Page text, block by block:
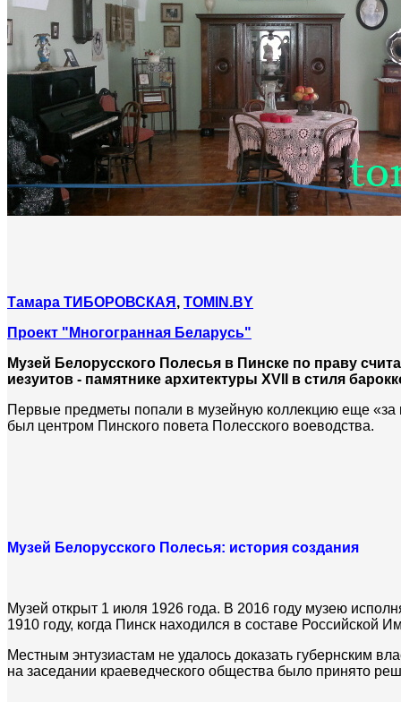
Тамара ТИБОРОВСКАЯ , TOMIN.BY
Проект "Многогранная Беларусь"
Музей Белорусского Полесья в Пинске по праву
иезуитов - памятнике архитектуры XVII в стиля
Первые предметы попали в музейную коллекцию еще «за
был центром Пинского повета Полесского воеводства.
Музей Белорусского Полесья: история создания
Музей открыт 1 июля 1926 года. В 2016 году музею
1910 году, когда Пинск находился в составе Российской
Местным энтузиастам не удалось доказать губернским
на заседании краеведческого общества было принято